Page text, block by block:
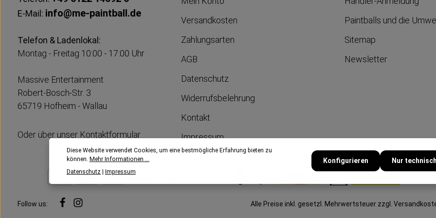
E-Mail: info@me-paintball.de
Telefon & Ladenlokal:
Montag - Freitag 10:00 - 17:00 Uhr
Massive Entertainment
Robert-Bosch-Str. 3
65719 Hofheim - Wallau
Oder über unser Kontaktformular
Versandkosten
Zahlungsarten
AGB
Datenschutz
Widerrufsbelehrung
Kontakt
Impressum
Paintballs und die
Sitemap
Newsletter
Follow us: Alle Preise inkl. gesetzl. Mehrwertsteuer zzgl.
Diese Website verwendet Cookies, um eine bestmögliche Erfahrung bieten zu
können. Mehr Informationen ...
Datenschutz| Impressum
Nur
Konfigurieren